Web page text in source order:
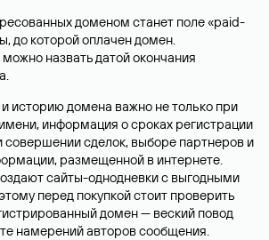
доменом станет поле «paid-
до которой оплачен домен.
назвать датой окончания
историю домена важно не только при
информация о сроках регистрации
совершении сделок, выборе партнеров и
размещенной в интернете.
сайты-однодневки с выгодными
перед покупкой стоит проверить
домен — веский повод
намерений авторов сообщения.